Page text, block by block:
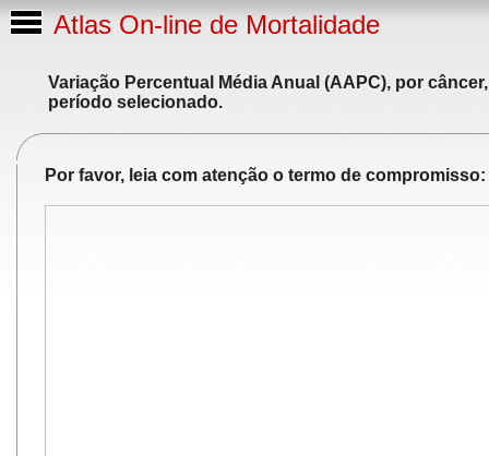
Atlas On-line de Mortalidade
Variação Percentual Média Anual (AAPC), por
período selecionado.
Por favor, leia com atenção o termo de compromisso: